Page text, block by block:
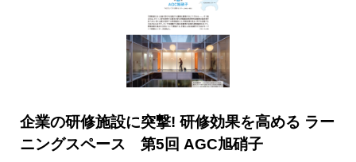
企業の研修施設に突撃! 研修効果を高める ラー
ニングスペース 第5回 AGC旭硝子